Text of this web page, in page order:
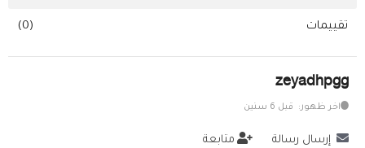
أثاث وديكورات
خدمات
تقييمات (0)
zeyadhpgg
اخر ظهور: قبل 6 سنين
إرسال رسالة متابعة